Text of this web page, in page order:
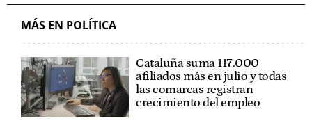
MÁS EN POLÍTICA
Cataluña suma 117.000
afiliados más en julio y todas
las comarcas registran
crecimiento del empleo